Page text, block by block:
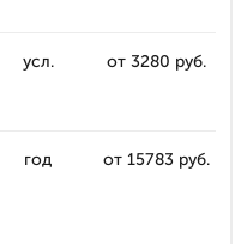
усл. от 3280 руб.
год от 15783 руб.